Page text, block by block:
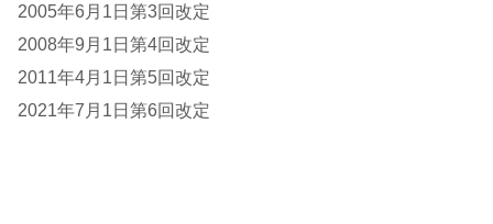
2005年6月1日第3回改定
2008年9月1日第4回改定
2011年4月1日第5回改定
2021年7月1日第6回改定